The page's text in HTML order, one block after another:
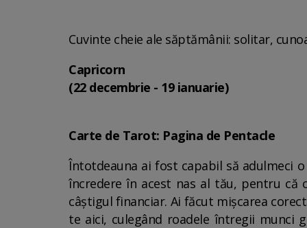
Cuvinte cheie ale săptămânii: solitar,
Capricorn
(22 decembrie - 19 ianuarie)
Carte de Tarot: Pagina de Pentacle
Întotdeauna ai fost capabil să adulmeci
încredere în acest nas al tău, pentru că
câștigul financiar. Ai făcut mișcarea
te aici, culegând roadele întregii munci